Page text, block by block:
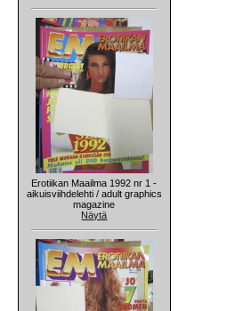
Erotiikan Maailma 1992 nr 1 -
aikuisviihdelehti / adult graphics
magazine
Näytä